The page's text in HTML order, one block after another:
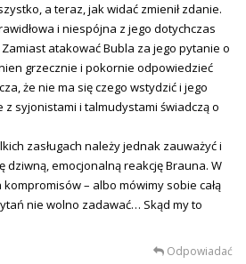
a teraz, jak widać zmienił zdanie.
i niespójna z jego dotychczas
atakować Bubla za jego pytanie o
grzecznie i pokornie odpowiedzieć
że nie ma się czego wstydzić i jego
z syjonistami i talmudystami świadczą o
zasługach należy jednak zauważyć i
dziwną, emocjonalną reakcję Brauna. W
– albo mówimy sobie całą
nie wolno zadawać… Skąd my to
Odpowiadać